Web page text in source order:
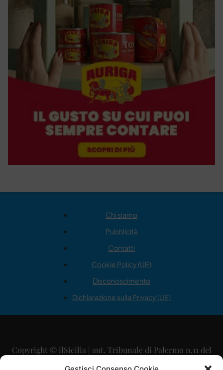
Chi siamo
Pubblicità
Contatti
Cookie Policy (UE)
Disconoscimento
Dichiarazione sulla Privacy (UE)
Copyright © ilSicilia | aut. Tribunale di Palermo n.11 del
29/09/2015